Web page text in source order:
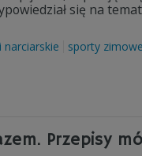
się na
narciarskie sporty zimowe
Przepisy